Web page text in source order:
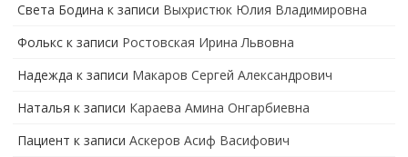
Света Бодина к записи Выхристюк Юлия Владимировна
Фолькс к записи Ростовская Ирина Львовна
Надежда к записи Макаров Сергей Александрович
Наталья к записи Караева Амина Онгарбиевна
Пациент к записи Аскеров Асиф Васифович